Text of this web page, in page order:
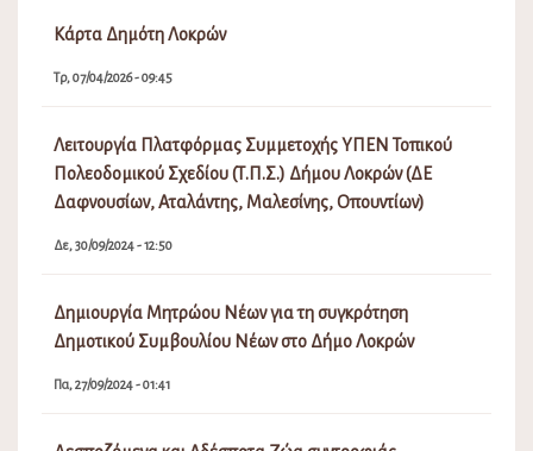
Δημιουργία Μητρώου Νέων για τη συγκρότηση
Δεσποζόμενα και Αδέσποτα Ζώα συντροφιάς
Δικαιώματα – Υποχρεώσεις
Προσωρινοί πίνακες κατάταξης πωλητών Λαϊκών
Αγορών Δήμου Λοκρών
Πρόσκληση Εκδήλωσης Ενδιαφέροντος απόδοσης θέσης